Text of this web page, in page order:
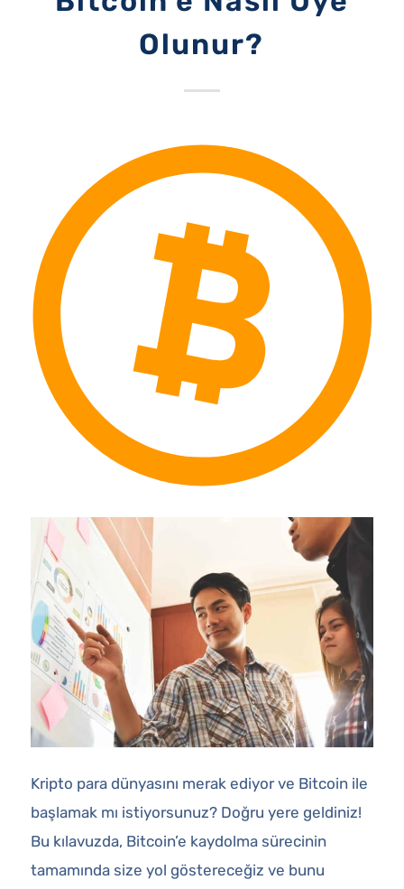
Olunur?
Kripto para dünyasını merak ediyor ve Bitcoin ile
başlamak mı istiyorsunuz? Doğru yere geldiniz!
Bu kılavuzda, Bitcoin’e kaydolma sürecinin
tamamında size yol göstereceğiz ve bunu